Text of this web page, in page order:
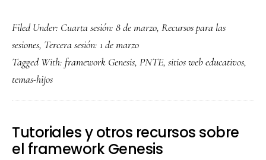
Filed Under: Cuarta sesión: 8 de marzo, Recursos para las
sesiones, Tercera sesión: 1 de marzo
Tagged With: framework Genesis, PNTE, sitios web educativos,
temas-hijos
Tutoriales y otros recursos sobre
el framework Genesis